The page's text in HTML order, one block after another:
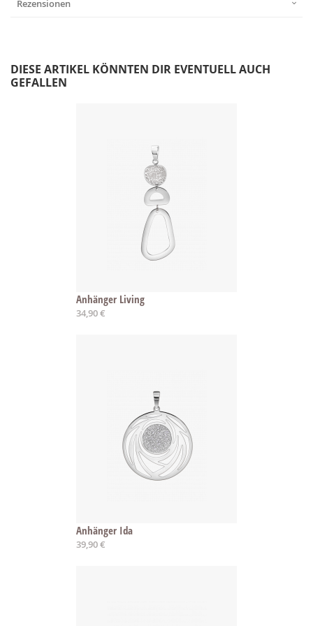
Rezensionen
DIESE ARTIKEL KÖNNTEN DIR EVENTUELL AUCH
GEFALLEN
Anhänger Living
34,90 €
Anhänger Ida
39,90 €